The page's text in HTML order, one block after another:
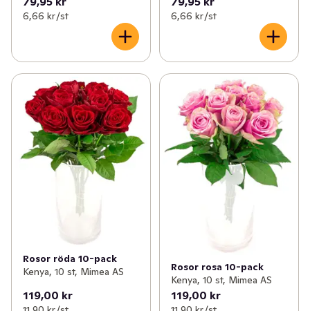
6,66 kr /st 6,66 kr /st
Rosor röda 10-pack
Kenya, 10 st, Mimea AS
119,00 kr
Rosor rosa 10-pack
Kenya, 10 st, Mimea AS
119,00 kr